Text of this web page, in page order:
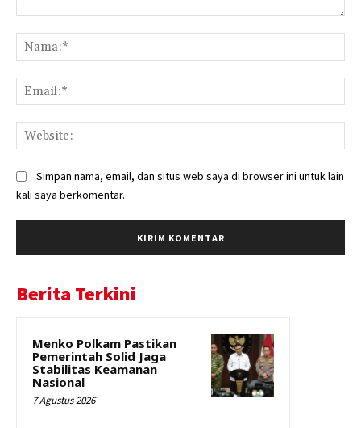
Simpan nama, email, dan situs web saya di browser ini untuk lain
kali saya berkomentar.
Berita Terkini
Menko Polkam Pastikan
Pemerintah Solid Jaga
Stabilitas Keamanan
Nasional
7 Agustus 2026